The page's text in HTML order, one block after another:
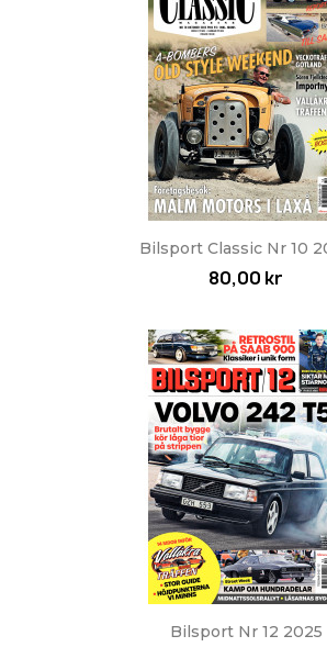
Bilsport Classic Nr 10
80,00 kr
Bilsport Nr 12 2025